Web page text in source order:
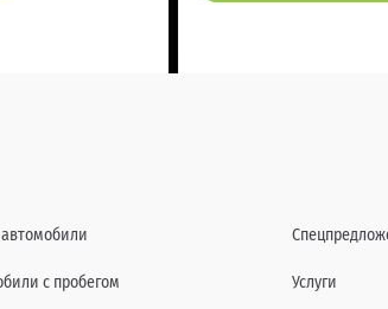
с пробегом Услуги